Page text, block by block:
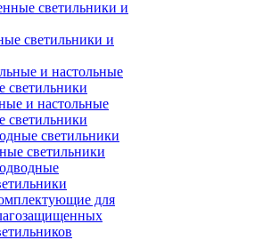
светильники и
и настольные
светильники
светильники
для